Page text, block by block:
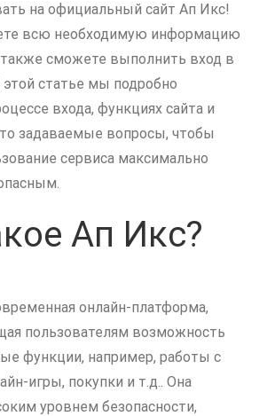
на официальный сайт Ап Икс!
всю необходимую информацию
сможете выполнить вход в
этой статье мы подробно
входа, функциях сайта и
задаваемые вопросы, чтобы
сервиса максимально
Ап Икс?
онлайн-платформа,
пользователям возможность
функции, например, работы с
игры, покупки и т.д.. Она
уровнем безопасности,